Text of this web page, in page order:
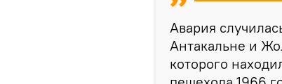
Авария
Антакальне и
которого